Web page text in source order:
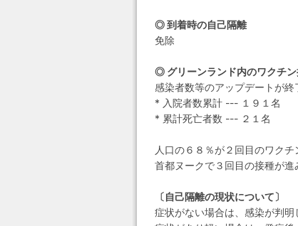
◎ 到着時の自己隔離
免除
◎ グリーンランド内のワクチ
感染者数等のアップデートが終
* 入院者数累計 --- １９１名
* 累計死亡者数 --- ２１名
人口の６８％が２回目のワクチ
首都ヌークで３回目の接種が進
〔自己隔離の現状について〕
症状がない場合は、感染が判明